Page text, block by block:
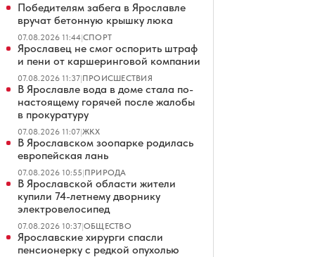
Победителям забега в Ярославле
вручат бетонную крышку люка
07.08.2026 11:44|СПОРТ
Ярославец не смог оспорить штраф
и пени от каршеринговой компании
07.08.2026 11:37|ПРОИСШЕСТВИЯ
В Ярославле вода в доме стала по-
настоящему горячей после жалобы
в прокуратуру
07.08.2026 11:07|ЖКХ
В Ярославском зоопарке родилась
европейская лань
07.08.2026 10:55|ПРИРОДА
В Ярославской области жители
купили 74-летнему дворнику
электровелосипед
07.08.2026 10:37|ОБЩЕСТВО
Ярославские хирурги спасли
пенсионерку с редкой опухолью